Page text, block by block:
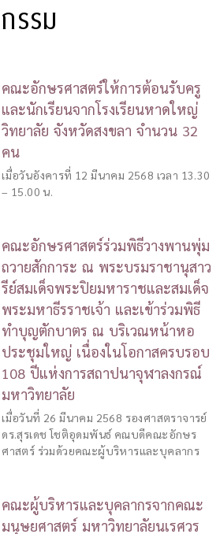
รรม
คณะอักษรศาสตร์ให้การต้อนรับครู
และนักเรียนจากโรงเรียนหาดใหญ่
วิทยาลัย จังหวัดสงขลา จำนวน 32
คน
เมื่อวันอังคารที่ 12 มีนาคม 2568 เวลา 13.30
– 15.00 น.
คณะอักษรศาสตร์ร่วมพิธีวางพานพุ่ม
ถวายสักการะ ณ พระบรมราชานุสาว
รีย์สมเด็จพระปิยมหาราชและสมเด็จ
พระมหาธีรราชเจ้า และเข้าร่วมพิธี
ทำบุญตักบาตร ณ บริเวณหน้าหอ
ประชุมใหญ่ เนื่องในโอกาสครบรอบ
108 ปีแห่งการสถาปนาจุฬาลงกรณ์
มหาวิทยาลัย
เมื่อวันที่ 26 มีนาคม 2568 รองศาสตราจารย์
ดร.สุรเดช โชติอุดมพันธ์ คณบดีคณะอักษร
ศาสตร์ ร่วมด้วยคณะผู้บริหารและบุคลากร
คณะผู้บริหารและบุคลากรจากคณะ
มนุษยศาสตร์ มหาวิทยาลัยนเรศวร